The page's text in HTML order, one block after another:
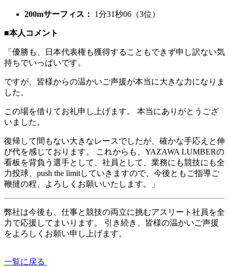
200mサーフィス： 1分31秒06（3位）
■本人コメント
「優勝も、日本代表権も獲得することもできず申し訳ない気
持ちでいっぱいです。
ですが、皆様からの温かいご声援が本当に大きな力になりま
した。
この場を借りてお礼申し上げます。 本当にありがとうござ
いました。
復帰して間もない大きなレースでしたが、確かな手応えと伸
び代を感じております。 これからも、YAZAWA LUMBERの
看板を背負う選手として、社員として、業務にも競技にも全
力投球、push the limitしていきますので、今後ともご指導ご
鞭撻の程、よろしくお願いいたします。」
弊社は今後も、仕事と競技の両立に挑むアスリート社員を全
力で応援してまいります。 引き続き、皆様の温かいご声援
をよろしくお願い申し上げます。
一覧に戻る